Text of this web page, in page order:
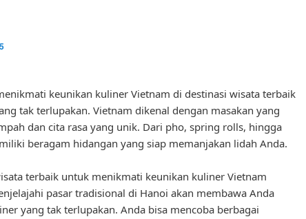
keunikan kuliner Vietnam di destinasi wisata terbaik
tak terlupakan. Vietnam dikenal dengan masakan yang
dan cita rasa yang unik. Dari pho, spring rolls, hingga
beragam hidangan yang siap memanjakan lidah Anda.
terbaik untuk menikmati keunikan kuliner Vietnam
pasar tradisional di Hanoi akan membawa Anda
yang tak terlupakan. Anda bisa mencoba berbagai